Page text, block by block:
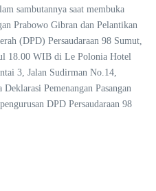
sambutannya saat membuka
Prabowo Gibran dan Pelantikan
(DPD) Persaudaraan 98 Sumut,
18.00 WIB di Le Polonia Hotel
3, Jalan Sudirman No.14,
Pemenangan Pasangan
DPD Persaudaraan 98